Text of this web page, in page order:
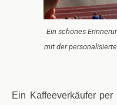
Ein schönes
mit der
Ein Kaffeeverkäufer